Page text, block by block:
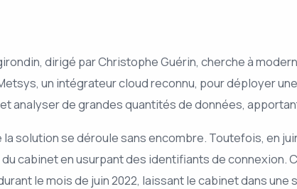
dirigé par Christophe Guérin, cherche à
un intégrateur cloud reconnu, pour déployer
analyser de grandes quantités de données,
solution se déroule sans encombre. Toutefois, en
cabinet en usurpant des identifiants de connexion.
le mois de juin 2022, laissant le cabinet dans